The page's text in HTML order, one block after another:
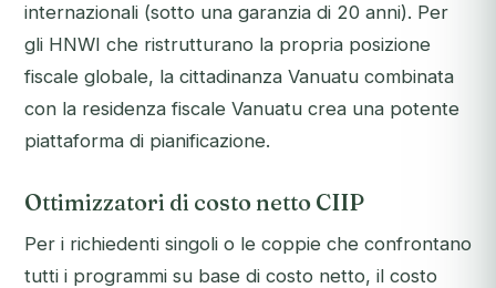
internazionali (sotto una garanzia di 20 anni). Per
gli HNWI che ristrutturano la propria posizione
fiscale globale, la cittadinanza Vanuatu combinata
con la residenza fiscale Vanuatu crea una potente
piattaforma di pianificazione.
Ottimizzatori di costo netto CIIP
Per i richiedenti singoli o le coppie che confrontano
tutti i programmi su base di costo netto, il costo